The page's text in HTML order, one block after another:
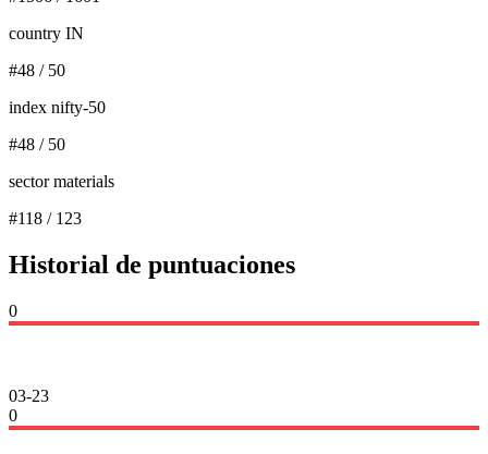
country IN
#48 / 50
index nifty-50
#48 / 50
sector materials
#118 / 123
Historial de puntuaciones
0
03-23
0